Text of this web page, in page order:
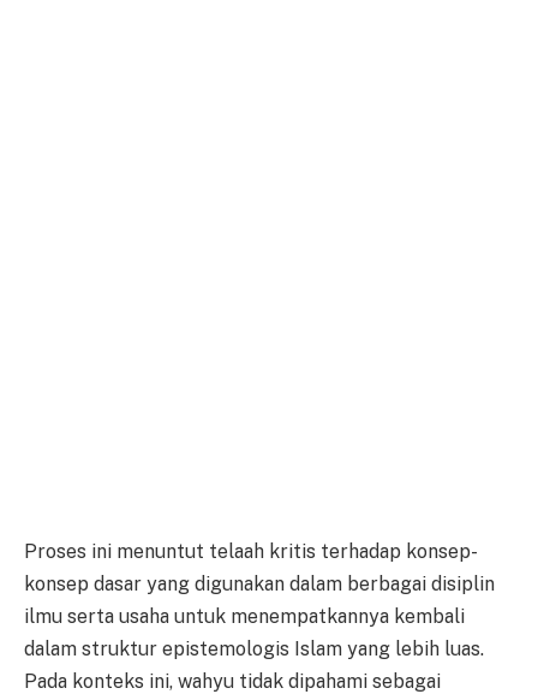
Proses ini menuntut telaah kritis terhadap konsep-
konsep dasar yang digunakan dalam berbagai disiplin
ilmu serta usaha untuk menempatkannya kembali
dalam struktur epistemologis Islam yang lebih luas.
Pada konteks ini, wahyu tidak dipahami sebagai